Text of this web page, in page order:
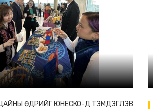
ӨДРИЙГ ЮНЕСКО-Д ТЭМДЭГЛЭВ